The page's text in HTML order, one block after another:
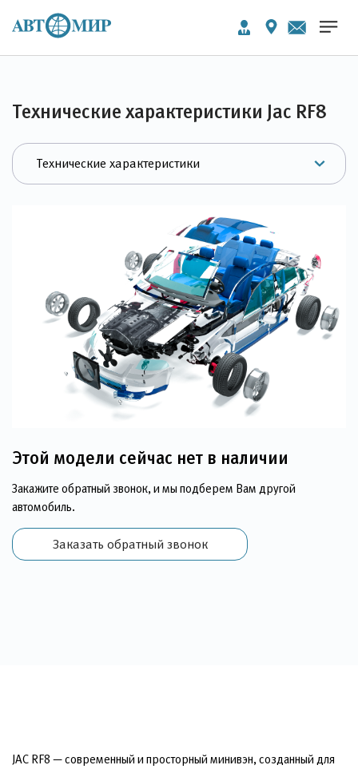
Технические характеристики Jac RF8
Этой модели сейчас нет в наличии
Закажите обратный звонок, и мы подберем Вам другой
автомобиль.
Заказать обратный звонок
JAC RF8 — современный и просторный минивэн, созданный для